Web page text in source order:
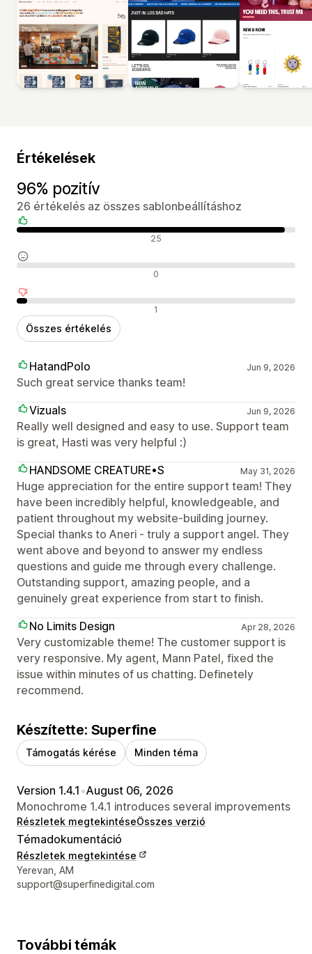
Értékelések
96% pozitív
26 értékelés az összes sablonbeállításhoz
Pozitív értékelések 25
Semleges értékelések 0
Negatív értékelések 1
Összes értékelés
HatandPolo Jun 9, 2026
Such great service thanks team!
Vizuals
Jun 9, 2026
Really well designed and easy to use. Support team
is great, Hasti was very helpful :)
HANDSOME CREATURE•S
May 31, 2026
Huge appreciation for the entire support team! They
have been incredibly helpful, knowledgeable, and
patient throughout my website-building journey.
Special thanks to Aneri - truly a support angel. They
went above and beyond to answer my endless
questions and guide me through every challenge.
Outstanding support, amazing people, and a
genuinely great experience from start to finish.
No Limits Design
Apr 28, 2026
Very customizable theme! The customer support is
very responsive. My agent, Mann Patel, fixed the
issue within minutes of us chatting. Definetely
recommend.
Készítette: Superfine
Támogatás kérése Minden téma
Version 1.4.1 •August 06, 2026
Monochrome 1.4.1 introduces several improvements
Részletek megtekintéseÖsszes verzió
Témadokumentáció
Részletek megtekintése
Dizájner kapcsolattartási adatai
Yerevan, AM
support@superfinedigital.com
További témák